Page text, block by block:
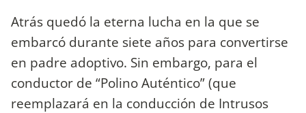
Atrás quedó la eterna lucha en la que se
embarcó durante siete años para convertirse
en padre adoptivo. Sin embargo, para el
conductor de “Polino Auténtico” (que
reemplazará en la conducción de Intrusos